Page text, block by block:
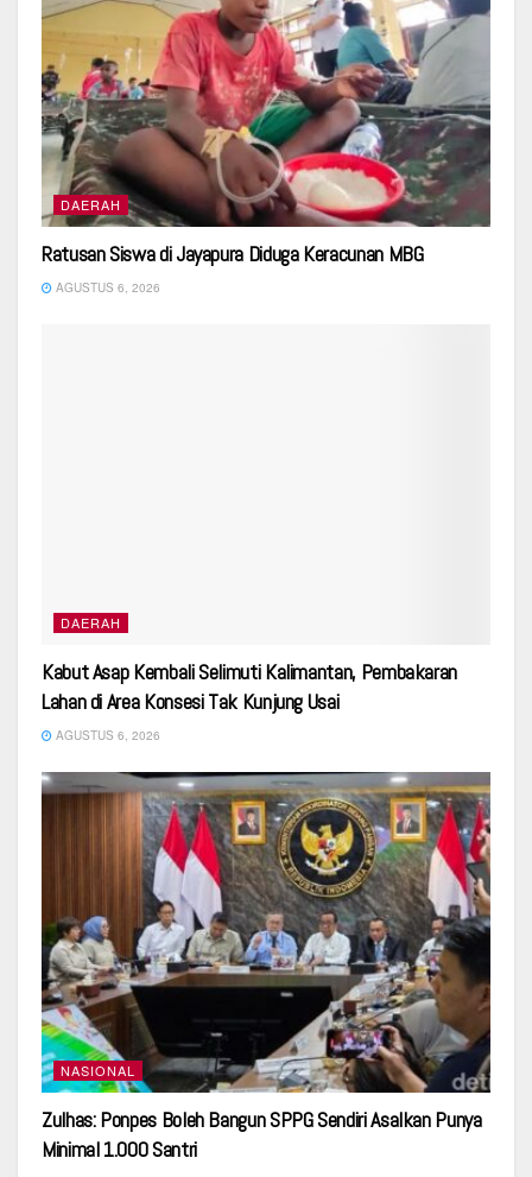
DAERAH
Ratusan Siswa di Jayapura Diduga Keracunan MBG
AGUSTUS 6, 2026
DAERAH
Kabut Asap Kembali Selimuti Kalimantan, Pembakaran
Lahan di Area Konsesi Tak Kunjung Usai
AGUSTUS 6, 2026
NASIONAL
Zulhas: Ponpes Boleh Bangun SPPG Sendiri Asalkan Punya
Minimal 1.000 Santri